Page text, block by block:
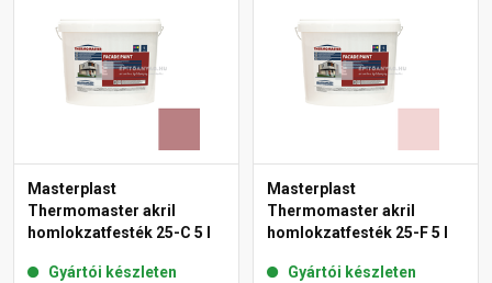
Masterplast
Thermomaster akril
homlokzatfesték 25-C 5 l
Gyártói készleten
Masterplast
Thermomaster akril
homlokzatfesték 25-F 5 l
Gyártói készleten